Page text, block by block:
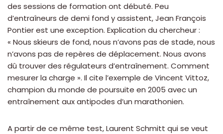
des sessions de formation ont débuté. Peu
d’entraîneurs de demi fond y assistent, Jean François
Pontier est une exception. Explication du chercheur :
« Nous skieurs de fond, nous n’avons pas de stade, nous
n’avons pas de repères de déplacement. Nous avons
dû trouver des régulateurs d’entraînement. Comment
mesurer la charge ». Il cite l’exemple de Vincent Vittoz,
champion du monde de poursuite en 2005 avec un
entraînement aux antipodes d’un marathonien.
A partir de ce même test, Laurent Schmitt qui se veut